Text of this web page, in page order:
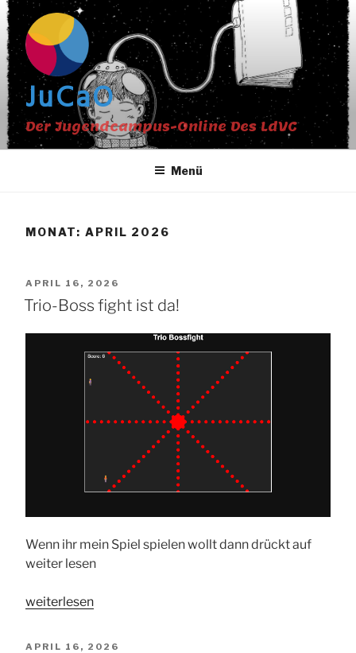
Zum
Inhalt
springen
JuCaO
Der Jugendcampus-Online Des LdVC
Menü
MONAT: APRIL 2026
VERÖFFENTLICHT
AM
APRIL 16, 2026
Trio-Boss fight ist da!
Wenn ihr mein Spiel spielen wollt dann drückt auf
weiter lesen
„Trio-
weiterlesen
VERÖFFENTLICHT
APRIL 16, 2026